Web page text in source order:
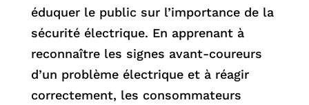
éduquer le public sur l’importance de la
sécurité électrique. En apprenant à
reconnaître les signes avant-coureurs
d’un problème électrique et à réagir
correctement, les consommateurs